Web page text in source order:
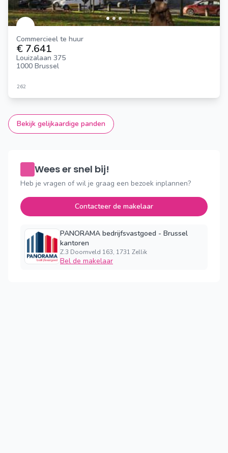
Commercieel te huur
€ 7.641
Louizalaan 375
1000 Brussel
262
Bekijk gelijkaardige panden
Wees er snel bij!
Heb je vragen of wil je graag een bezoek inplannen?
Contacteer de makelaar
PANORAMA bedrijfsvastgoed - Brussel
kantoren
Z.3 Doornveld 163, 1731 Zellik
Bel de makelaar